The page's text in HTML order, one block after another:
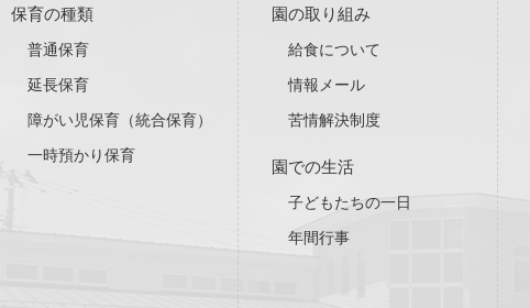
保育の種類
普通保育
延長保育
障がい児保育（統合保育）
一時預かり保育
園の取り組み
給食について
情報メール
苦情解決制度
園での生活
子どもたちの一日
年間行事